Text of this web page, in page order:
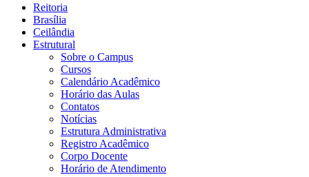
Reitoria
Brasília
Ceilândia
Estrutural
Sobre o Campus
Cursos
Calendário Acadêmico
Horário das Aulas
Contatos
Notícias
Estrutura Administrativa
Registro Acadêmico
Corpo Docente
Horário de Atendimento